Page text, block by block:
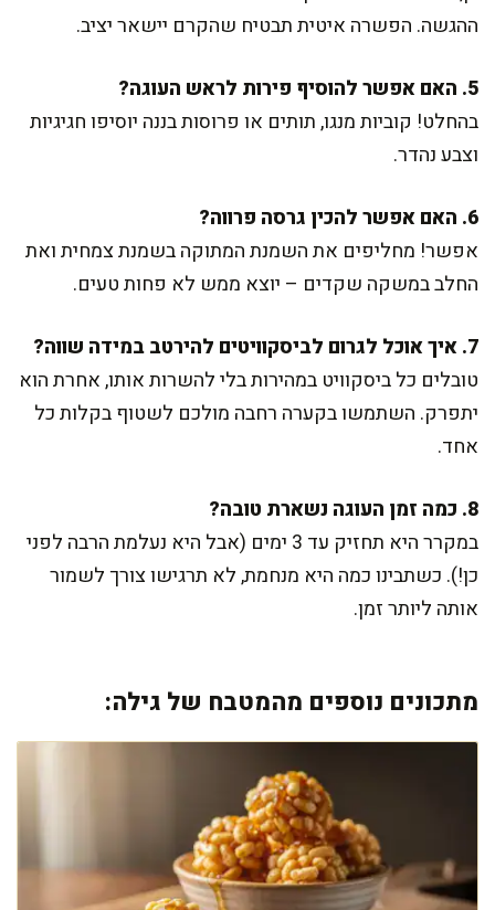
ההגשה. הפשרה איטית תבטיח שהקרם יישאר יציב.
5. האם אפשר להוסיף פירות לראש העוגה?
בהחלט! קוביות מנגו, תותים או פרוסות בננה יוסיפו חגיגיות
וצבע נהדר.
6. האם אפשר להכין גרסה פרווה?
אפשר! מחליפים את השמנת המתוקה בשמנת צמחית ואת
החלב במשקה שקדים – יוצא ממש לא פחות טעים.
7. איך אוכל לגרום לביסקוויטים להירטב במידה שווה?
טובלים כל ביסקוויט במהירות בלי להשרות אותו, אחרת הוא
יתפרק. השתמשו בקערה רחבה מולכם לשטוף בקלות כל
אחד.
8. כמה זמן העוגה נשארת טובה?
במקרר היא תחזיק עד 3 ימים (אבל היא נעלמת הרבה לפני
כן!). כשתבינו כמה היא מנחמת, לא תרגישו צורך לשמור
אותה ליותר זמן.
מתכונים נוספים מהמטבח של גילה: